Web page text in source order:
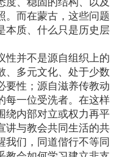
。而在蒙古，这些问题
本质、什么只是历史层
性并不是源自组织上的
、多元文化、处于少数
要性；源自滋养传教动
每一位受洗者。在这样
绕内部对立或权力再平
讲与教会共同生活的共
我们，同道偕行不等同